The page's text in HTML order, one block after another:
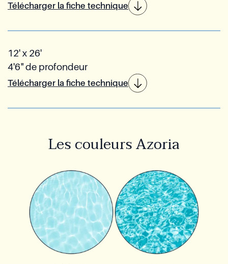
Télécharger la fiche technique
12' x 26'
4'6" de profondeur
Télécharger la fiche technique
Les couleurs Azoria